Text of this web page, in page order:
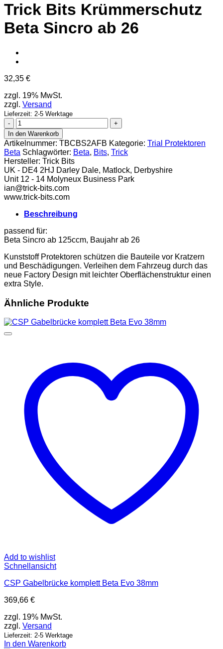
Trick Bits Krümmerschutz
Beta Sincro ab 26
32,35 €
zzgl. 19% MwSt.
zzgl. Versand
Lieferzeit: 2-5 Werktage
Trick
Bits
Krümmerschutz
Beta
Sincro
ab
26
Menge
In den Warenkorb
Artikelnummer: TBCBS2AFB Kategorie: Trial Protektoren
Beta Schlagwörter: Beta, Bits, Trick
Hersteller: Trick Bits
UK - DE4 2HJ Darley Dale, Matlock, Derbyshire
Unit 12 - 14 Molyneux Business Park
ian@trick-bits.com
www.trick-bits.com
Beschreibung
passend für:
Beta Sincro ab 125ccm, Baujahr ab 26
Kunststoff Protektoren schützen die Bauteile vor Kratzern
und Beschädigungen. Verleihen dem Fahrzeug durch das
neue Factory Design mit leichter Oberflächenstruktur einen
extra Style.
Ähnliche Produkte
Add to wishlist
Schnellansicht
CSP Gabelbrücke komplett Beta Evo 38mm
369,66 €
zzgl. 19% MwSt.
zzgl. Versand
Lieferzeit: 2-5 Werktage
In den Warenkorb